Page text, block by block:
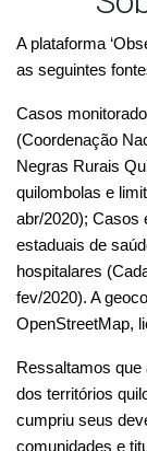
estaduais de
hospitalares
fev/2020). A
Ressaltamos que
dos territórios
cumpriu seus
comunidades e
coletivos.
O IBGE realizou
localidades
servirá de base
que indicará
quilombolas no
encontra-se em